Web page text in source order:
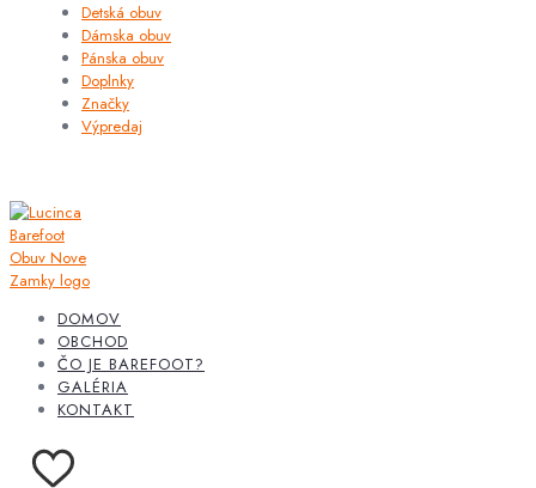
Detská obuv
Dámska obuv
Pánska obuv
Doplnky
Značky
Výpredaj
DOMOV
OBCHOD
ČO JE BAREFOOT?
GALÉRIA
KONTAKT